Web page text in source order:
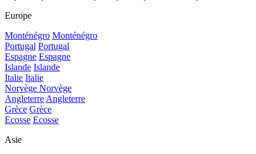
Europe
Monténégro Monténégro
Portugal Portugal
Espagne Espagne
Islande Islande
Italie Italie
Norvège Norvège
AngleterreAngleterre
Grèce Grèce
Ecosse Ecosse
Asie